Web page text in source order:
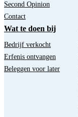
Second Opinion
Contact
Wat te doen bij
Bedrijf verkocht
Erfenis ontvangen
Beleggen voor later